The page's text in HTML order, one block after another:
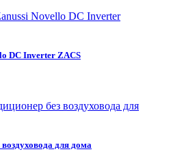
DC Inverter ZACS
для дома